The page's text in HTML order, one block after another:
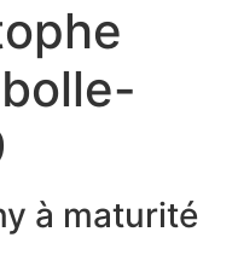
à maturité